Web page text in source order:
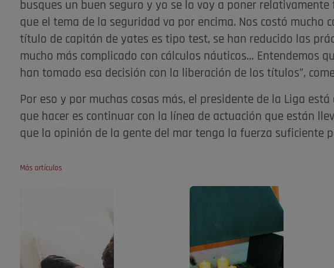
busques un buen seguro y yo se lo voy a poner
que el tema de la seguridad va por encima. Nos costó mucho
título de capitán de yates es tipo test, se han reducido las
mucho más complicado con cálculos náuticos… Entendemos
han tomado esa decisión con la liberación de los títulos”,
Por eso y por muchas cosas más, el presidente de la Liga
que hacer es continuar con la línea de actuación que están
que la opinión de la gente del mar tenga la fuerza
Más artículos